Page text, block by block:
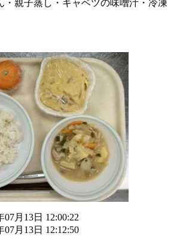
・親子蒸し・キャベツの味噌汁・冷凍
月13日 12:00:22
07月13日 12:12:50